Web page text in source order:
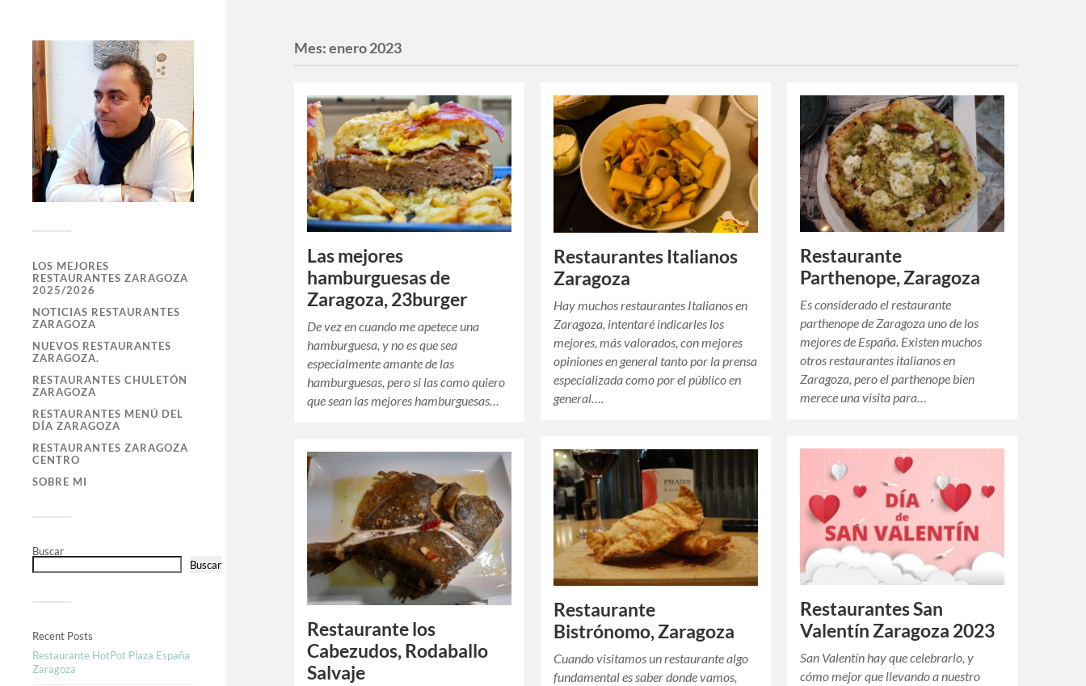
LOS MEJORES
RESTAURANTES ZARAGOZA
2025/2026
NOTICIAS RESTAURANTES
ZARAGOZA
NUEVOS RESTAURANTES
ZARAGOZA.
RESTAURANTES CHULETÓN
ZARAGOZA
RESTAURANTES MENÚ DEL
DÍA ZARAGOZA
RESTAURANTES ZARAGOZA
CENTRO
SOBRE MI
Buscar
Buscar
Recent Posts
Restaurante HotPot Plaza España
Zaragoza
Mes:enero 2023
Las mejores
hamburguesas de
Zaragoza, 23burger
De vez en cuando me apetece una
hamburguesa, y no es que sea
especialmente amante de las
hamburguesas, pero si las como quiero
que sean las mejores hamburguesas…
Restaurantes Italianos
Zaragoza
Hay muchos restaurantes Italianos en
Zaragoza, intentaré indicarles los
mejores, más valorados, con mejores
opiniones en general tanto por la prensa
especializada como por el público en
general….
Restaurante
Parthenope, Zaragoza
Es considerado el restaurante
parthenope de Zaragoza uno de los
mejores de España. Existen muchos
otros restaurantes italianos en
Zaragoza, pero el parthenope bien
merece una visita para…
Restaurantes San
Valentín Zaragoza 2023
San Valentín hay que celebrarlo, y
cómo mejor que llevando a nuestro
Restaurante
Bistrónomo, Zaragoza
Cuando visitamos un restaurante algo
fundamental es saber donde vamos,
Restaurante los
Cabezudos, Rodaballo
Salvaje